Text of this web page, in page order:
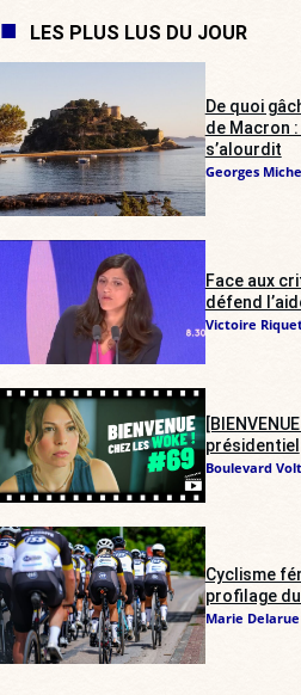
LES PLUS LUS DU JOUR
De quoi
de Macron
s’alourdit
Georges
Face aux
défend
Victoire
présidentiel
Boulevard
Cyclisme
profilage
Marie Delarue